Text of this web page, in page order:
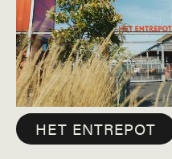
HET ENTREPOT